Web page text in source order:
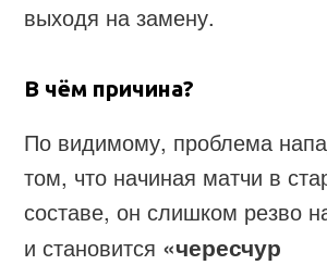
выходя на замену.
В чём причина?
По видимому, проблема
том, что начиная матчи в
составе, он слишком резво
и становится «чересчур